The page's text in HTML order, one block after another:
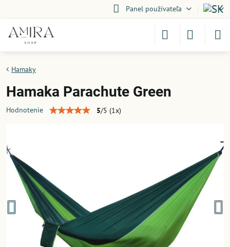
Panel používateľa
Hamaky
Hamaka Parachute Green
Hodnotenie 5/5 (1x)